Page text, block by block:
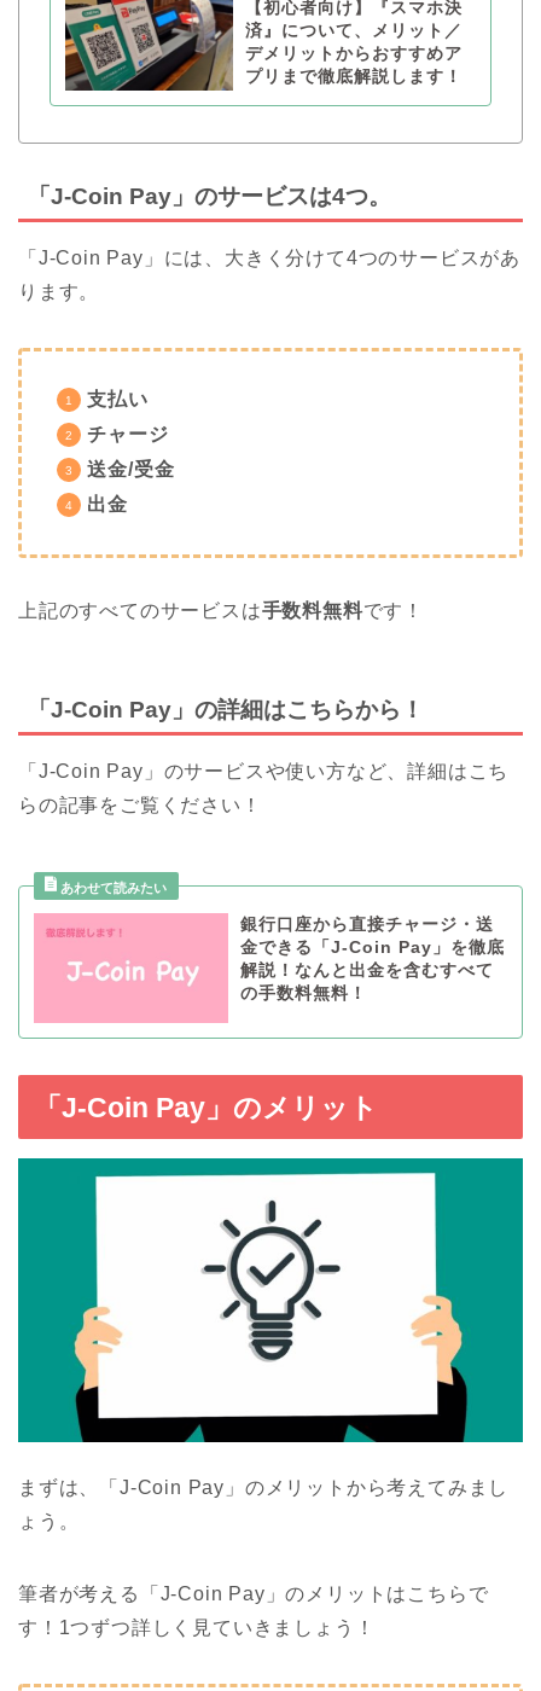
【初心者向け】『スマホ決
済』について、メリット／
デメリットからおすすめア
プリまで徹底解説します！
「J-Coin Pay」のサービスは4つ。
「J-Coin Pay」には、大きく分けて4つのサービスがあ
ります。
支払い
チャージ
送金/受金
出金
上記のすべてのサービスは手数料無料です！
「J-Coin Pay」の詳細はこちらから！
「J-Coin Pay」のサービスや使い方など、詳細はこち
らの記事をご覧ください！
銀行口座から直接チャージ・送
金できる「J-Coin Pay」を徹底
解説！なんと出金を含むすべて
の手数料無料！
「J-Coin Pay」のメリット
まずは、「J-Coin Pay」のメリットから考えてみまし
ょう。
筆者が考える「J-Coin Pay」のメリットはこちらで
す！1つずつ詳しく見ていきましょう！